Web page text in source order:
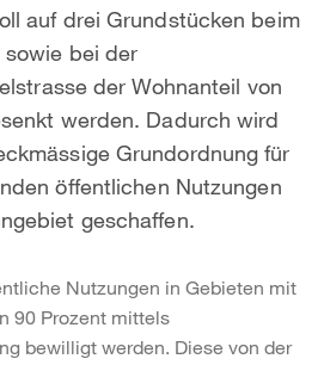
auf drei Grundstücken beim
bei der
der Wohnanteil von
werden. Dadurch wird
Grundordnung für
öffentlichen Nutzungen
geschaffen.
Nutzungen in Gebieten mit
90 Prozent mittels
bewilligt werden. Diese von der